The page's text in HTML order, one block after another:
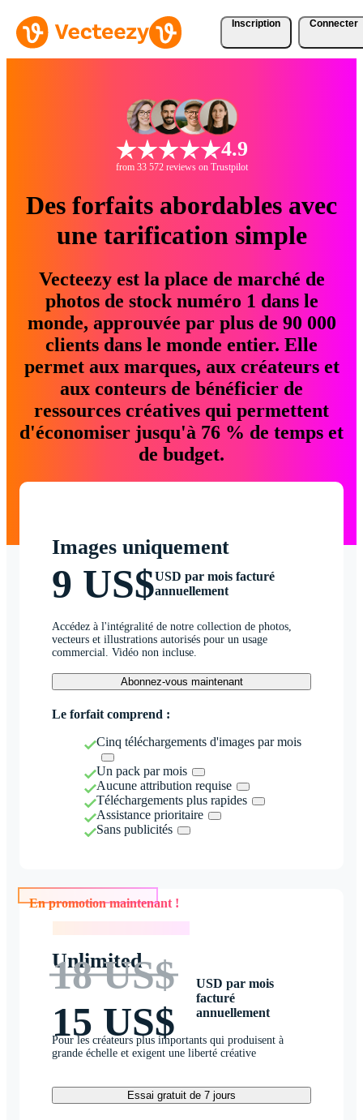
Inscription Connecter
4.9
from 33 572 reviews on Trustpilot
Des forfaits abordables avec
une tarification simple
Vecteezy est la place de marché de
photos de stock numéro 1 dans le
monde, approuvée par plus de 90 000
clients dans le monde entier. Elle
permet aux marques, aux créateurs et
aux conteurs de bénéficier de
ressources créatives qui permettent
d'économiser jusqu'à 76 % de temps et
de budget.
Images uniquement
9 US$USD par mois facturé
annuellement
Accédez à l'intégralité de notre collection de photos,
vecteurs et illustrations autorisés pour un usage
commercial. Vidéo non incluse.
Abonnez-vous maintenant
Le forfait comprend :
Cinq téléchargements d'images par mois
Un pack par mois
Aucune attribution requise
Téléchargements plus rapides
Assistance prioritaire
Sans publicités
En promotion maintenant !
Unlimited
18 US$
15 US$
USD par mois
facturé
annuellement
Pour les créateurs plus importants qui produisent à
grande échelle et exigent une liberté créative
Essai gratuit de 7 jours